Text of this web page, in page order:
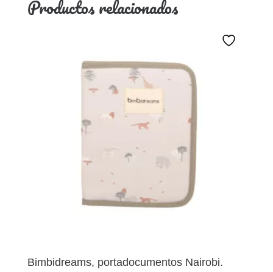
Productos relacionados
Bimbidreams, portadocumentos Nairobi.